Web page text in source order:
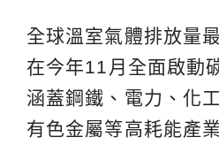
全球溫室氣體排放量
在今年11月全面啟動
涵蓋鋼鐵、電力、化
有色金屬等高耗能產